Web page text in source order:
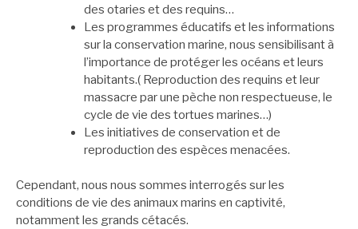
des otaries et des requins…
Les programmes éducatifs et les informations
sur la conservation marine, nous sensibilisant à
l’importance de protéger les océans et leurs
habitants.( Reproduction des requins et leur
massacre par une pèche non respectueuse, le
cycle de vie des tortues marines…)
Les initiatives de conservation et de
reproduction des espèces menacées.
Cependant, nous nous sommes interrogés sur les
conditions de vie des animaux marins en captivité,
notamment les grands cétacés.